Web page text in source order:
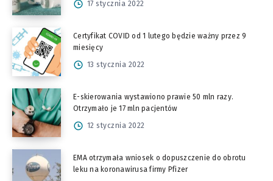
17 stycznia 2022
Certyfikat COVID od 1 lutego będzie ważny przez 9
miesięcy
13 stycznia 2022
E-skierowania wystawiono prawie 50 mln razy.
Otrzymało je 17 mln pacjentów
12 stycznia 2022
EMA otrzymała wniosek o dopuszczenie do obrotu
leku na koronawirusa firmy Pfizer